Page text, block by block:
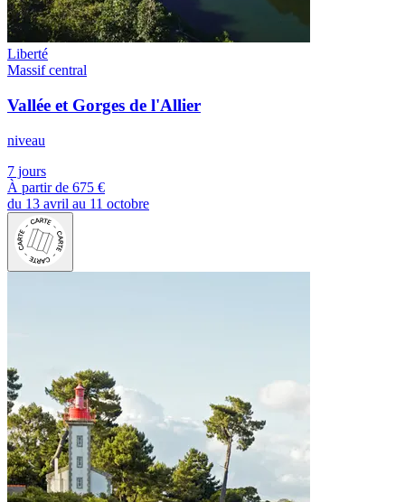
Liberté
Massif central
Vallée et Gorges de l'Allier
niveau
7 jours
À partir de 675 €
du 13 avril au 11 octobre